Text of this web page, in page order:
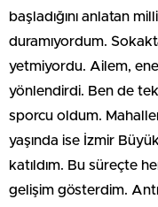
başladığını anlatan
duramıyordum.
yetmiyordu. Ailem,
yönlendirdi. Ben de
sporcu oldum.
yaşında ise İzmir
katıldım. Bu süreçte
gelişim gösterdim.